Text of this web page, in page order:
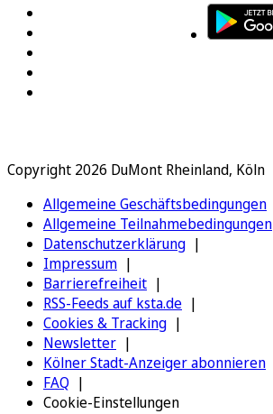
Copyright 2026 DuMont Rheinland, Köln
Allgemeine Geschäftsbedingungen
Allgemeine Teilnahmebedingungen
Datenschutzerklärung
Impressum
Barrierefreiheit
RSS-Feeds auf ksta.de
Cookies & Tracking
Newsletter
Kölner Stadt-Anzeiger abonnieren
FAQ
Cookie-Einstellungen